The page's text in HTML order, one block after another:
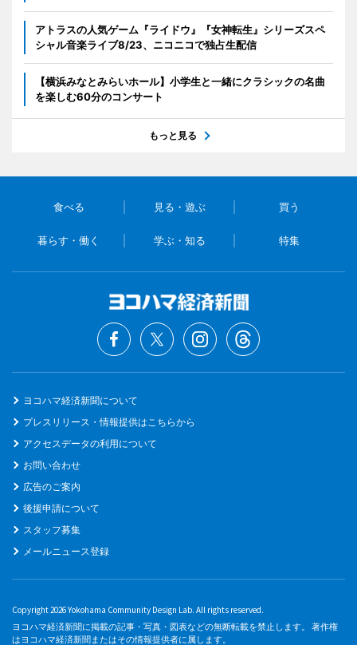
アトラスの人気ゲーム『ライドウ』『女神転生』シリーズスペ
シャル音楽ライブ8/23、ニコニコで独占生配信
【横浜みなとみらいホール】小学生と一緒にクラシックの名曲
を楽しむ60分のコンサート
もっと見る
食べる 見る・遊ぶ 買う
暮らす・働く 学ぶ・知る 特集
ヨコハマ経済新聞について
プレスリリース・情報提供はこちらから
アクセスデータの利用について
お問い合わせ
広告のご案内
後援申請について
スタッフ募集
メールニュース登録
Copyright 2026 Yokohama Community Design Lab. All rights reserved.
ヨコハマ経済新聞に掲載の記事・写真・図表などの無断転載を禁止します。 著作権
はヨコハマ経済新聞またはその情報提供者に属します。